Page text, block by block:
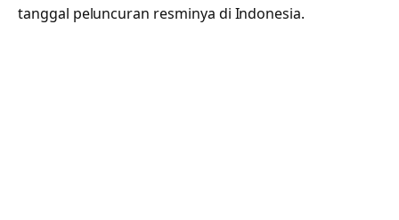
tanggal peluncuran resminya di Indonesia.